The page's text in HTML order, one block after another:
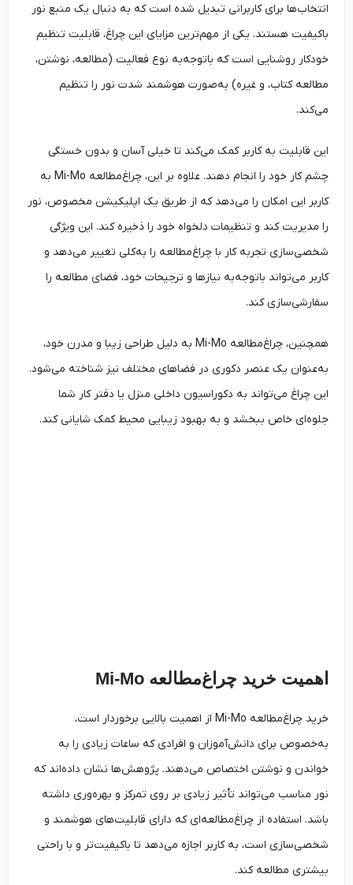
انتخاب‌ها برای کاربرانی تبدیل شده است که به دنبال یک منبع نور
باکیفیت هستند. یکی از مهم‌ترین مزایای این چراغ، قابلیت تنظیم
خودکار روشنایی است که باتوجه‌به نوع فعالیت (مطالعه، نوشتن،
مطالعه کتاب، و غیره) به‌صورت هوشمند شدت نور را تنظیم
می‌کند.
این قابلیت به کاربر کمک می‌کند تا خیلی آسان و بدون خستگی
چشم کار خود را انجام دهند. علاوه بر این، چراغ‌مطالعه Mi-Mo به
کاربر این امکان را می‌دهد که از طریق یک اپلیکیشن مخصوص، نور
را مدیریت کند و تنظیمات دلخواه خود را ذخیره کند. این ویژگی
شخصی‌سازی تجربه کار با چراغ‌مطالعه را به‌کلی تغییر می‌دهد و
کاربر می‌تواند باتوجه‌به نیازها و ترجیحات خود، فضای مطالعه را
سفارشی‌سازی کند.
همچنین، چراغ‌مطالعه Mi-Mo به دلیل طراحی زیبا و مدرن خود،
به‌عنوان یک عنصر دکوری در فضاهای مختلف نیز شناخته می‌شود.
این چراغ می‌تواند به دکوراسیون داخلی منزل یا دفتر کار شما
جلوه‌ای خاص ببخشد و به بهبود زیبایی محیط کمک شایانی کند.
اهمیت خرید چراغ‌مطالعه Mi-Mo
خرید چراغ‌مطالعه Mi-Mo از اهمیت بالایی برخوردار است،
به‌خصوص برای دانش‌آموزان و افرادی که ساعات زیادی را به
خواندن و نوشتن اختصاص می‌دهند. پژوهش‌ها نشان داده‌اند که
نور مناسب می‌تواند تأثیر زیادی بر روی تمرکز و بهره‌وری داشته
باشد. استفاده از چراغ‌مطالعه‌ای که دارای قابلیت‌های هوشمند و
شخصی‌سازی است، به کاربر اجازه می‌دهد تا باکیفیت‌تر و با راحتی
بیشتری مطالعه کند.